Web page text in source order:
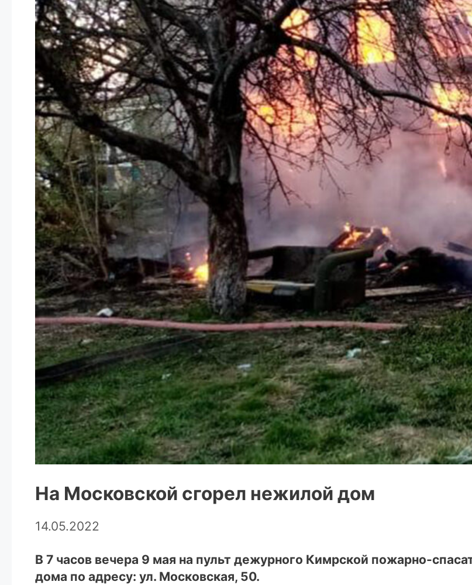
На Московской сгорел нежилой дом
14.05.2022
В 7 часов вечера 9 мая на пульт дежурного Кимрской пожарно-
дома по адресу: ул. Московская, 50.